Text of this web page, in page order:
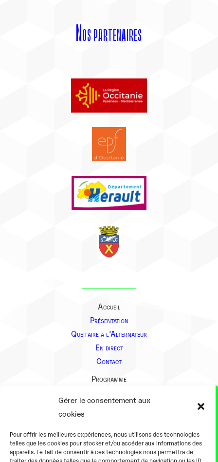
Gérer le consentement aux
cookies
Pour offrir les meilleures expériences, nous utilisons des technologies
telles que les cookies pour stocker et/ou accéder aux informations des
appareils. Le fait de consentir à ces technologies nous permettra de
traiter des données telles que le comportement de navigation ou les ID
Nos partenaires
Accueil
Présentation
Que faire à l’Alternateur
En direct
Contact
Programme
Présentation
En pratique
Tarifs et horaires